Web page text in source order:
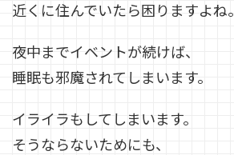
近くに住んでいたら困りますよね。
夜中までイベントが続けば、
睡眠も邪魔されてしまいます。
イライラもしてしまいます。
そうならないためにも、